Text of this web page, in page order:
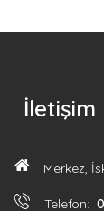
İletişim
Merkez,
Telefon: